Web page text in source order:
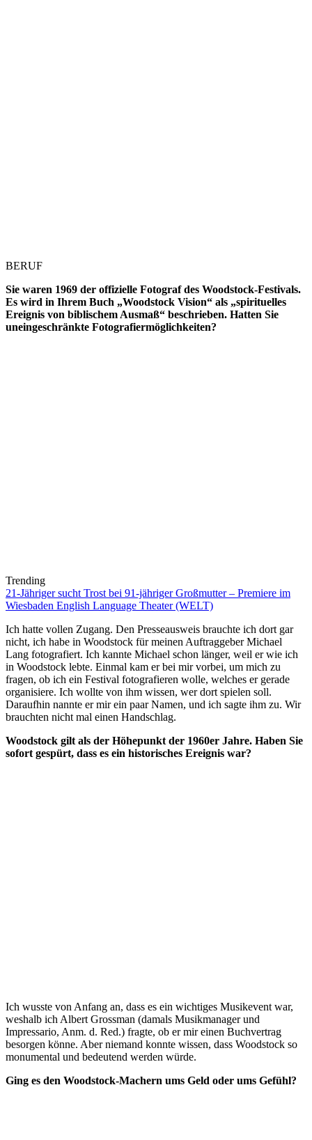
BERUF
Sie waren 1969 der offizielle Fotograf des Woodstock-Festivals.
Es wird in Ihrem Buch „Woodstock Vision“ als „spirituelles
Ereignis von biblischem Ausmaß“ beschrieben. Hatten Sie
uneingeschränkte Fotografiermöglichkeiten?
Trending
21-Jähriger sucht Trost bei 91-jähriger Großmutter – Premiere im
Wiesbaden English Language Theater (WELT)
Ich hatte vollen Zugang. Den Presseausweis brauchte ich dort gar
nicht, ich habe in Woodstock für meinen Auftraggeber Michael
Lang fotografiert. Ich kannte Michael schon länger, weil er wie ich
in Woodstock lebte. Einmal kam er bei mir vorbei, um mich zu
fragen, ob ich ein Festival fotografieren wolle, welches er gerade
organisiere. Ich wollte von ihm wissen, wer dort spielen soll.
Daraufhin nannte er mir ein paar Namen, und ich sagte ihm zu. Wir
brauchten nicht mal einen Handschlag.
Woodstock gilt als der Höhepunkt der 1960er Jahre. Haben Sie
sofort gespürt, dass es ein historisches Ereignis war?
Ich wusste von Anfang an, dass es ein wichtiges Musikevent war,
weshalb ich Albert Grossman (damals Musikmanager und
Impressario, Anm. d. Red.) fragte, ob er mir einen Buchvertrag
besorgen könne. Aber niemand konnte wissen, dass Woodstock so
monumental und bedeutend werden würde.
Ging es den Woodstock-Machern ums Geld oder ums Gefühl?